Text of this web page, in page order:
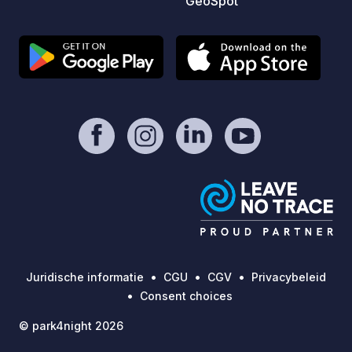
afvalverwerking en water bijvullen.
Bordeaux -> 40 min van Saint-Émilion -
> 40 min van de Médoc -> Lid van het
RVR-netwerk van milieuvriendelijke
Glasrecyclingbak - Bio-
afvalverwerking Vergeet niet uw afval
te scheiden bij dit servicepunt :)
Juridische informatie CGU CGV
Privacybeleid
Consent choices
© park4night 2026